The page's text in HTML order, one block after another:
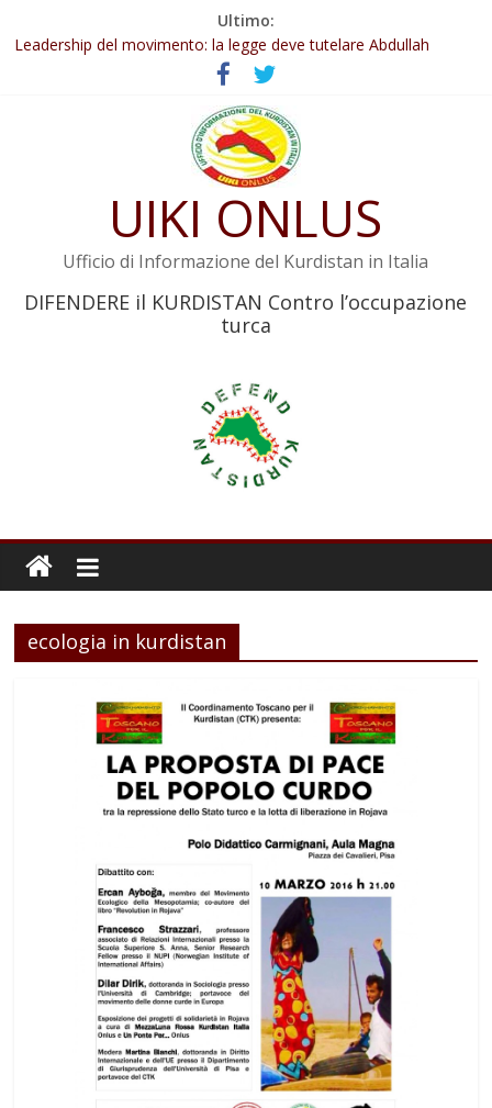
Ultimo:
Abdullah Öcalan: Le legge negativa deve essere trasformata in
legge positiva
Leadership del movimento: la legge deve tutelare Abdullah
Commissione donne del KNK: Şengal è di nuovo sotto minaccia
Non tenere conto della situazione di Rêber Apo ostacolerebbe
Il KNK chiede un’azione internazionale contro i crimini di guerra
UIKI ONLUS
Ufficio di Informazione del Kurdistan in Italia
DIFENDERE il KURDISTAN Contro l’occupazione
turca
ecologia in kurdistan